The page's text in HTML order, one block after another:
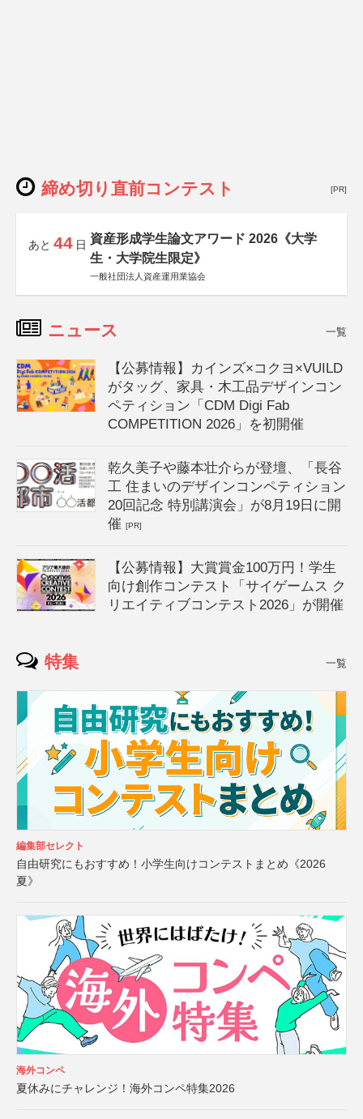
締め切り直前コンテスト [PR]
あと 44 日 資産形成学生論文アワード 2026《大学
生・大学院生限定》
一般社団法人資産運用業協会
ニュース 一覧
【公募情報】カインズ×コクヨ×VUILD
がタッグ、家具・木工品デザインコン
ペティション「CDM Digi Fab
COMPETITION 2026」を初開催
乾久美子や藤本壮介らが登壇、「長谷
工 住まいのデザインコンペティション
20回記念 特別講演会」が8月19日に開
催[PR]
【公募情報】大賞賞金100万円！学生
向け創作コンテスト「サイゲームス ク
リエイティブコンテスト2026」が開催
特集 一覧
編集部セレクト
自由研究にもおすすめ！小学生向けコンテストまとめ《2026
夏》
海外コンペ
夏休みにチャレンジ！海外コンペ特集2026